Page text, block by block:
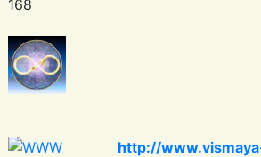
168
http://